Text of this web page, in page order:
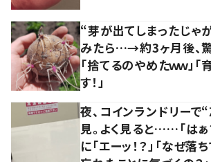
“芽が出てしまったじゃ
みたら…→約3ヶ月後、
「捨てるのやめたｗｗ」
す！」
夜、コインランドリーで
見。よく見ると……「は
に「エーッ！？」「なぜ落